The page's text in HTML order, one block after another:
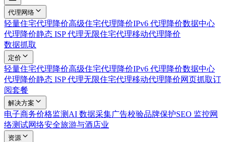
代理网络
轻量住宅代理降价高级住宅代理降价IPv6 代理降价数据中心
代理降价静态 ISP 代理无限住宅代理移动代理降价
数据抓取
定价
轻量住宅代理降价高级住宅代理降价IPv6 代理降价数据中心
代理降价静态 ISP 代理无限住宅代理移动代理降价网页抓取订
阅套餐
解决方案
电子商务价格监测 AI 数据采集广告校验品牌保护SEO 监控网
络测试网络安全旅游与酒店业
资源